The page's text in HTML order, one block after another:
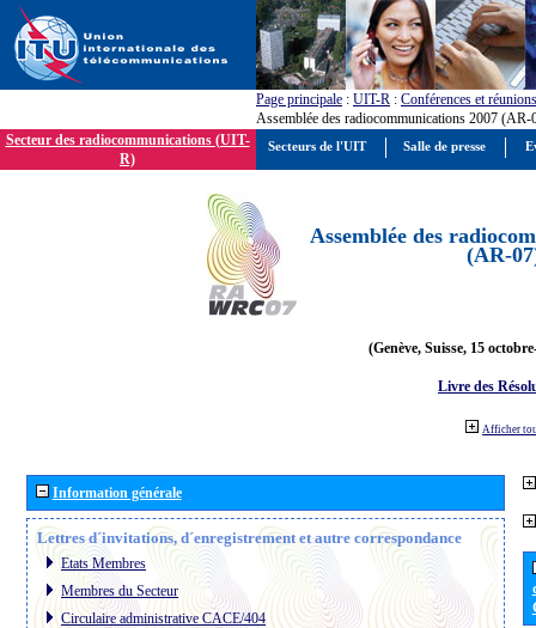
Page principale : UIT-R : Conférences et réunions
Assemblée des radiocommunications 2007 (AR-
Secteur des radiocommunications (UIT-
R)
Assemblée des
(AR-
(Genève, Suisse, 15
Livre des
Afficher
Information générale
Lettres d´invitations, d´enregistrement et autre correspondance
Etats Membres
Membres du Secteur
Circulaire administrative CACE/404
Secteurs de l'UIT Salle de presse